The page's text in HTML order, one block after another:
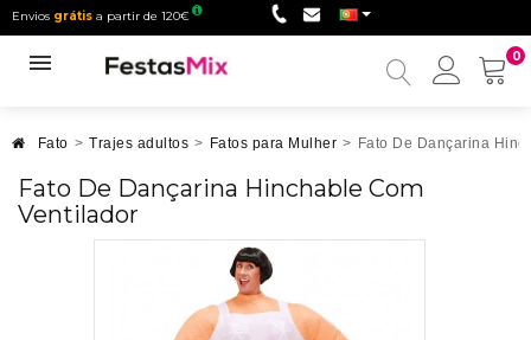
Envios grátis a partir de 120€
0
Minha
Fato > Trajes adultos > Fatos para Mulher > Fato De Dançarina
Fato De Dançarina Hinchable Com
Ventilador